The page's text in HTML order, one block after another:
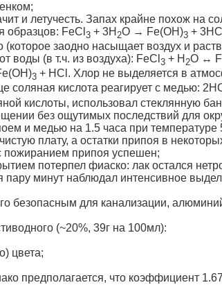
и летучесть. Запах крайне похож на
образцов: FeCl 3+ 3H 2O → Fe(OH)3+
заодно насыщает воздух и
воды (в т.ч. из воздуха): FeCl 3+ H 2O ↔
3+ HCl. Хлор не выделяется в
соляная кислота реагирует с медью:
кислоты, использовал стеклянную
без ощутимых последствий для
и медью на 1.5 часа при температуре
плату, а остатки припоя в
пожиранием припоя успешен;
потерпел фиаско: лак остался
пару минут наблюдал интенсивное
безопасным для канализации,
(~20%, 39г на 100мл):
цвета;
предполагается, что коэффициент